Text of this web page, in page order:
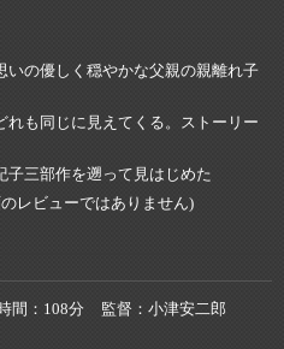
いの優しく穏やかな父親の親離れ子
れも同じに見えてくる。ストーリー
子三部作を遡って見はじめた
レビューではありません)
間 108分 監督
小津安二郎